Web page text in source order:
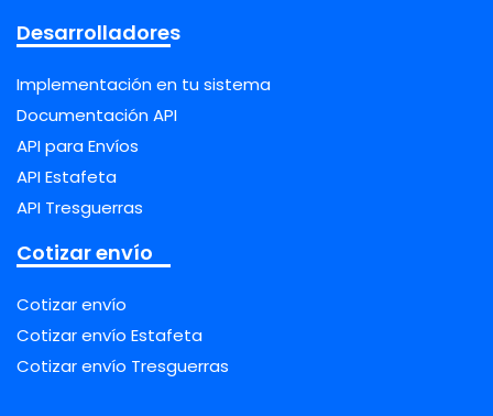
Desarrolladores
Implementación en tu sistema
Documentación API
API para Envíos
API Estafeta
API Tresguerras
Cotizar envío
Cotizar envío
Cotizar envío Estafeta
Cotizar envío Tresguerras